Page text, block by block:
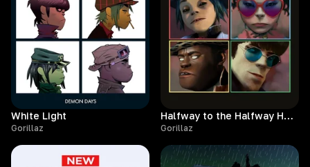
White Light
Gorillaz
Halfway to the Halfway House (feat. Peven Everett)
Gorillaz